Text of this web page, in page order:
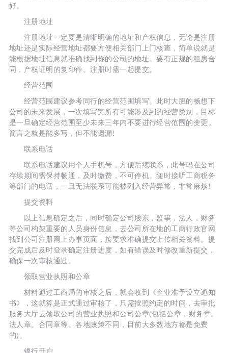
好。
注册地址
注册地址一定要是清晰明确的地址和产权信息，无论是注册
地址还是实际经营地址都要方便相关部门上门核查，简单说就是
能根据地址信息就准确找到你的公司的地址。要有正规的租房合
同，产权证明的复印件。注册时需一起提交。
经营范围
经营范围建议参考同行的经营范围填写。此时大胆的畅想下
公司的未来发展，一次填写完所有可能涉及到的经营类别，目标
是一旦确定经营范围至少未来三年内不要进行经营范围的变更。
简言之就是能多写，但不能遗漏!
联系电话
联系电话建议用个人手机号，方便后续联系，此号码在公司
存续期间需保持畅通，及时缴费，不可停机。随时接听工商税务
等部门的电话，一旦无法联系可能被列入经营异常，非常麻烦!
提交资料
以上信息确定之后，同时确定公司股东，监事，法人，财务
等公司构架重要的人员身份信息，去公司所在地的工商行政官网
找到公司注册网上办事页面，按要求准确提交上传相关资料。提
交完成后及时登录确定注册进度，如有错误及时修改重新提交，
确保一次审核通过。
领取营业执照和公章
材料通过工商局的审核之后，就会收到《企业准予设立通知
书》，这就算是正式通过审核了，只需按照约定的时间，去审批
服务大厅去领取公司的营业执照和公司公章(包括公章，财务章。
法人章。合同章等。各地政策不同，目前大多数地方都是免费
的)。
银行开户